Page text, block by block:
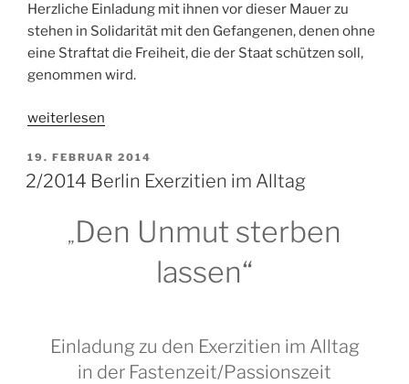
Herzliche Einladung mit ihnen vor dieser Mauer zu
stehen in Solidarität mit den Gefangenen, denen ohne
eine Straftat die Freiheit, die der Staat schützen soll,
genommen wird.
„Einladung
in
Köpenick“
weiterlesen
VERÖFFENTLICHT
AM
19. FEBRUAR 2014
2/2014 Berlin Exerzitien im Alltag
„Den Unmut sterben
lassen“
Einladung zu den Exerzitien im Alltag
in der Fastenzeit/Passionszeit